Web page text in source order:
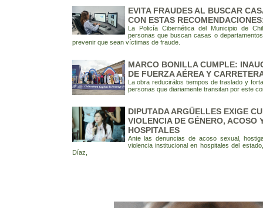
EVITA FRAUDES AL BUSCAR
CON ESTAS
La Policía Cibernética del Municipio de
personas que buscan casas o
prevenir que sean víctimas de fraude.
MARCO BONILLA CUMPLE:
DE FUERZA AÉREA Y
La obra reducirálos tiempos de traslado y
personas que diariamente transitan por este
DIPUTADA ARGÜELLES EXIGE
VIOLENCIA DE GÉNERO, ACOSO
HOSPITALES
Ante las denuncias de acoso sexual,
violencia institucional en hospitales del
Díaz,